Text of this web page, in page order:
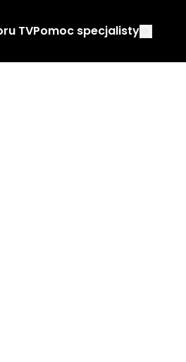
TVPomoc specjalisty